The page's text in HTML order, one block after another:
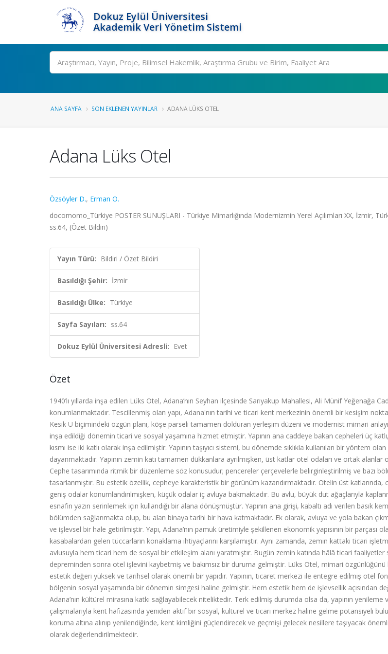
Dokuz Eylül Üniversitesi
Akademik Veri Yönetim Sistemi
Ara
ANA SAYFA SON EKLENEN YAYINLAR ADANA LÜKS OTEL
Adana Lüks Otel
Özsöyler D., Erman O.
docomomo_Türkiye POSTER SUNUŞLARI - Türkiye Mimarlığında Modernizmin Yerel Açılımları XX, İzmir,
ss.64, (Özet Bildiri)
Yayın Türü: Bildiri / Özet Bildiri
Basıldığı Şehir: İzmir
Basıldığı Ülke: Türkiye
Sayfa Sayıları: ss.64
Dokuz Eylül Üniversitesi Adresli: Evet
Özet
1940’lı yıllarda inşa edilen Lüks Otel, Adana’nın Seyhan ilçesinde Sarıyakup Mahallesi, Ali Münif Yeğenağa
konumlanmaktadır. Tescillenmiş olan yapı, Adana'nın tarihi ve ticari kent merkezinin önemli bir kesişim
Kesik U biçimindeki özgün planı, köşe parseli tamamen dolduran yerleşim düzeni ve modernist mimari
inşa edildiği dönemin ticari ve sosyal yaşamına hizmet etmiştir. Yapının ana caddeye bakan cepheleri üç
kısmı ise iki katlı olarak inşa edilmiştir. Yapının taşıyıcı sistemi, bu dönemde sıklıkla kullanılan bir yöntem
dayanmaktadır. Yapının zemin katı tamamen dükkanlara ayrılmışken, üst katlar otel odaları ve ortak alanlar
Cephe tasarımında ritmik bir düzenleme söz konusudur; pencereler çerçevelerle belirginleştirilmiş ve bazı
tasarlanmıştır. Bu estetik özellik, cepheye karakteristik bir görünüm kazandırmaktadır. Otelin üst katlarında,
geniş odalar konumlandırılmışken, küçük odalar iç avluya bakmaktadır. Bu avlu, büyük dut ağaçlarıyla
esnafın yazın serinlemek için kullandığı bir alana dönüşmüştür. Yapının ana girişi, kabaltı adı verilen basık
bölümden sağlanmakta olup, bu alan binaya tarihi bir hava katmaktadır. Ek olarak, avluya ve yola bakan
ve işlevsel bir hale getirilmiştir. Yapı, Adana’nın pamuk üretimiyle şekillenen ekonomik yapısının bir parçası
kasabalardan gelen tüccarların konaklama ihtiyaçlarını karşılamıştır. Aynı zamanda, zemin kattaki ticari
avlusuyla hem ticari hem de sosyal bir etkileşim alanı yaratmıştır. Bugün zemin katında hâlâ ticari faaliyetler
depreminden sonra otel işlevini kaybetmiş ve bakımsız bir duruma gelmiştir. Lüks Otel, mimari
estetik değeri yüksek ve tarihsel olarak önemli bir yapıdır. Yapının, ticaret merkezi ile entegre edilmiş otel
bölgenin sosyal yaşamında bir dönemin simgesi haline gelmiştir. Hem estetik hem de işlevsellik açısından
Adana’nın kültürel mirasına katkı sağlayabilecek niteliktedir. Terk edilmiş durumda olsa da, yapının yenileme
çalışmalarıyla kent hafızasında yeniden aktif bir sosyal, kültürel ve ticari merkez haline gelme potansiyeli
koruma altına alınıp yenilendiğinde, kent kimliğini güçlendirecek ve geçmişi gelecek nesillere taşıyacak
olarak değerlendirilmektedir.